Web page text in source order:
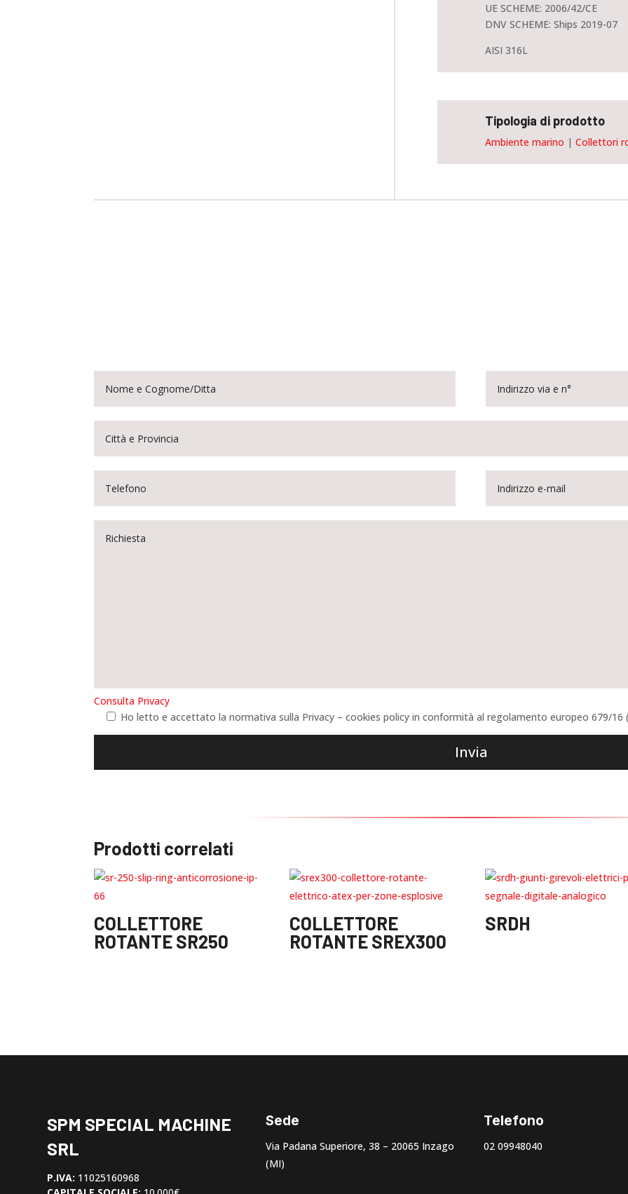
UE SCHEME: 2006/42/CE
DNV SCHEME: Ships 2019-07
AISI 316L
Tipologia di prodotto
Ambiente marino | Collettori
Consulta Privacy
Ho letto e accettato la normativa sulla Privacy – cookies policy in conformità al regolamento europeo 679/16
Invia
Prodotti correlati
COLLETTORE
ROTANTE SR250
COLLETTORE
ROTANTE SREX300
SRDH
SPM SPECIAL MACHINE
SRL
P.IVA: 11025160968
Sede
Via Padana Superiore, 38 – 20065 Inzago
(MI)
Telefono
02 09948040